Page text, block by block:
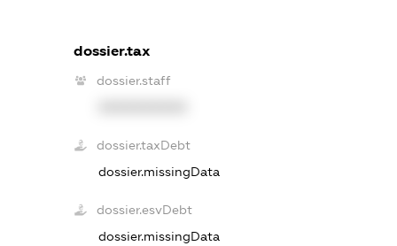
dossier.tax
dossier.staff
dossier.taxDebt
dossier.missingData
dossier.esvDebt
dossier.missingData